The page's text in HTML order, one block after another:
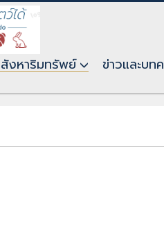
งหาริมทรัพย์ ข่าวและบท